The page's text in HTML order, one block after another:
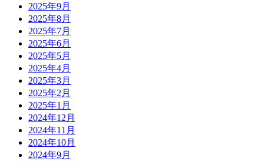
2025年9月
2025年8月
2025年7月
2025年6月
2025年5月
2025年4月
2025年3月
2025年2月
2025年1月
2024年12月
2024年11月
2024年10月
2024年9月